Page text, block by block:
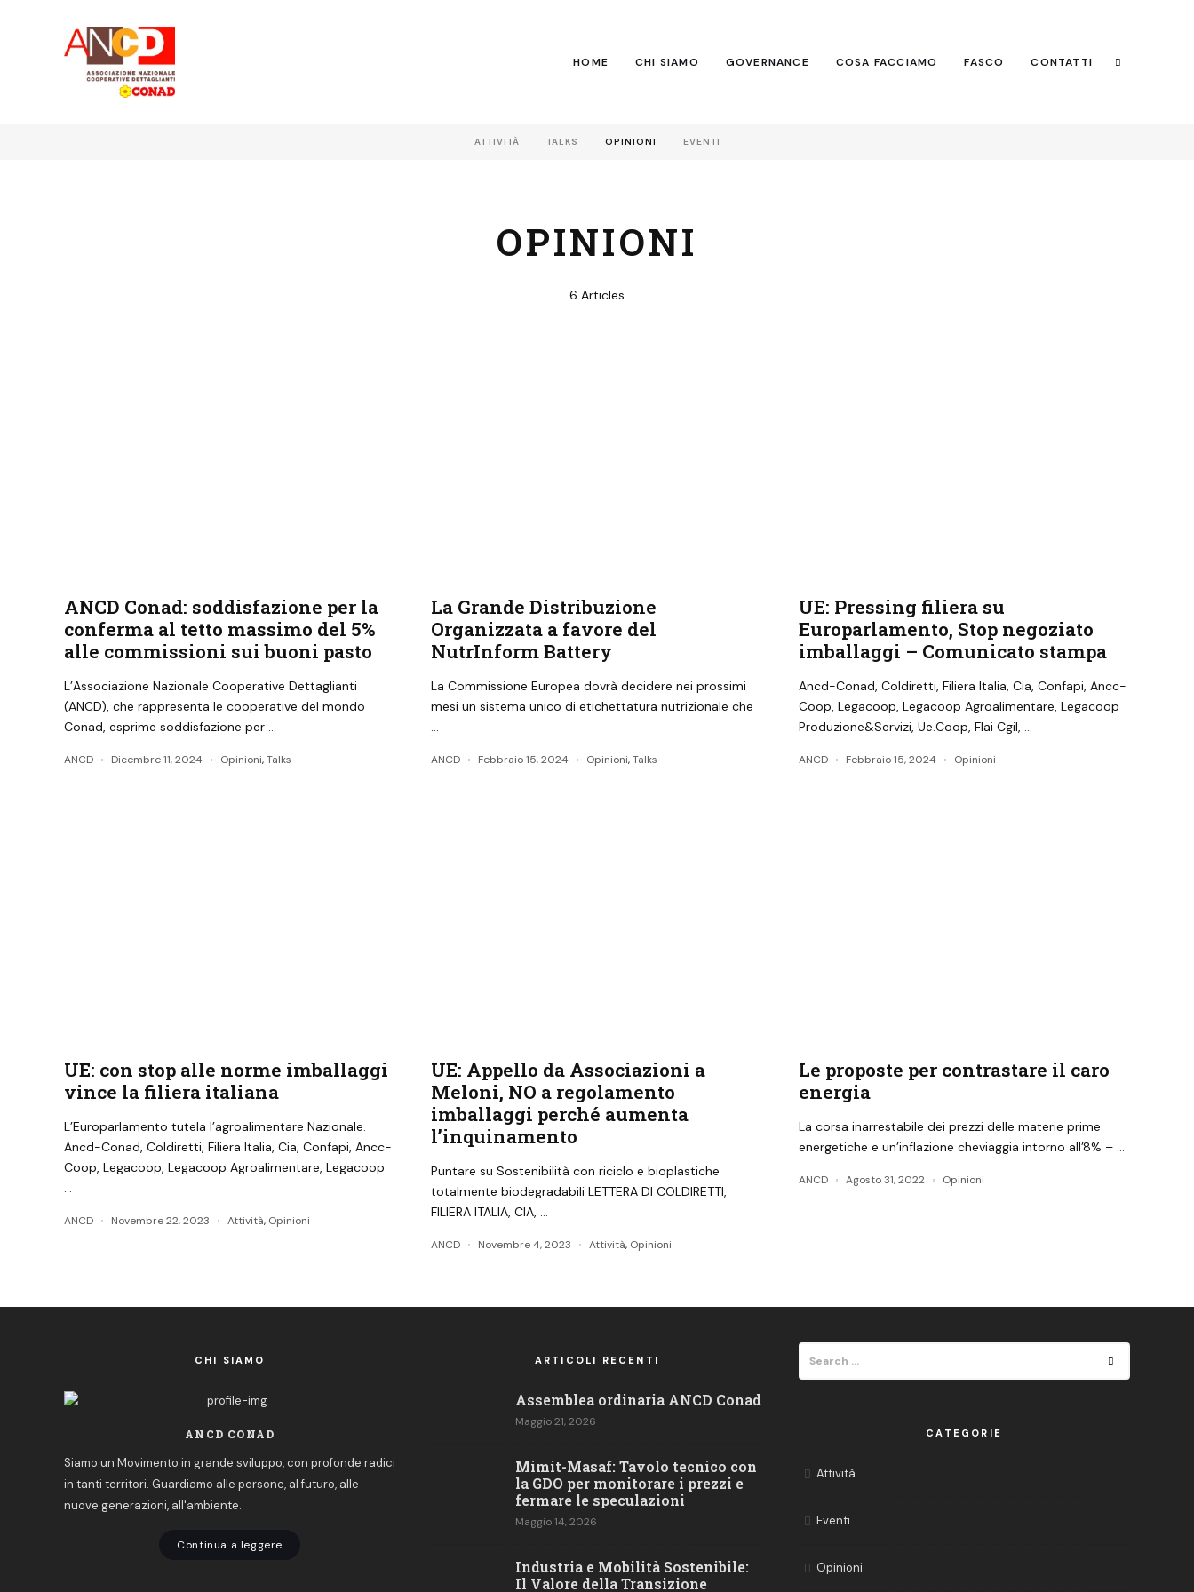
HOME CHI SIAMO GOVERNANCE COSA FACCIAMO FASCO CONTATTI
ATTIVITÀ TALKS OPINIONI EVENTI
OPINIONI
6 Articles
ANCD Conad: soddisfazione per la
conferma al tetto massimo del 5%
alle commissioni sui buoni pasto
L’Associazione Nazionale Cooperative Dettaglianti
(ANCD), che rappresenta le cooperative del mondo
Conad, esprime soddisfazione per …
ANCD Dicembre 11, 2024 Opinioni,Talks
La Grande Distribuzione
Organizzata a favore del
NutrInform Battery
La Commissione Europea dovrà decidere nei prossimi
mesi un sistema unico di etichettatura nutrizionale che
…
ANCD Febbraio 15, 2024 Opinioni,Talks
UE: Pressing filiera su
Europarlamento, Stop negoziato
imballaggi – Comunicato stampa
Ancd-Conad, Coldiretti, Filiera Italia, Cia, Confapi, Ancc-
Coop, Legacoop, Legacoop Agroalimentare, Legacoop
Produzione&Servizi, Ue.Coop, Flai Cgil, …
ANCD Febbraio 15, 2024 Opinioni
UE: con stop alle norme imballaggi
vince la filiera italiana
L’Europarlamento tutela l’agroalimentare Nazionale.
Ancd-Conad, Coldiretti, Filiera Italia, Cia, Confapi, Ancc-
Coop, Legacoop, Legacoop Agroalimentare, Legacoop
…
ANCD Novembre 22, 2023 Attività, Opinioni
UE: Appello da Associazioni a
Meloni, NO a regolamento
imballaggi perché aumenta
l’inquinamento
Puntare su Sostenibilità con riciclo e bioplastiche
totalmente biodegradabili LETTERA DI COLDIRETTI,
FILIERA ITALIA, CIA, …
ANCD Novembre 4, 2023 Attività, Opinioni
Le proposte per contrastare il caro
energia
La corsa inarrestabile dei prezzi delle materie prime
energetiche e un’inflazione cheviaggia intorno all’8% – …
ANCD Agosto 31, 2022 Opinioni
CHI SIAMO
ANCD CONAD
Siamo un Movimento in grande sviluppo, con profonde radici
in tanti territori. Guardiamo alle persone, al futuro, alle
nuove generazioni, all'ambiente.
Continua a leggere
ARTICOLI RECENTI
Assemblea ordinaria ANCD Conad
Maggio 21, 2026
Mimit-Masaf: Tavolo tecnico con
la GDO per monitorare i prezzi e
fermare le speculazioni
Maggio 14, 2026
Industria e Mobilità Sostenibile:
Il Valore della Transizione
CATEGORIE
Attività
Eventi
Opinioni